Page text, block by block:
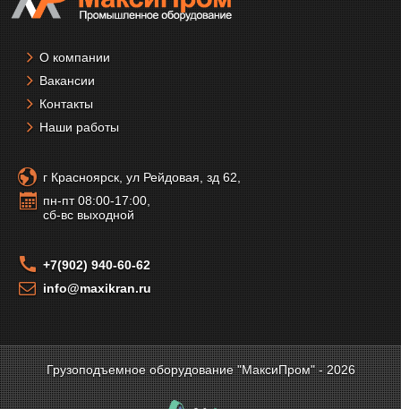
О компании
Вакансии
Контакты
Наши работы
г Красноярск, ул Рейдовая, зд 62,
пн-пт 08:00-17:00,
сб-вс выходной
+7(902) 940-60-62
info@maxikran.ru
Грузоподъемное оборудование "МаксиПром" - 2026